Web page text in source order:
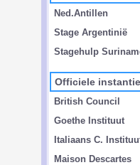
Ned.Antillen
Stage Argentinië
Stagehulp
Officiele
British Council
Goethe Instituut
Italiaans C.
Maison Descartes